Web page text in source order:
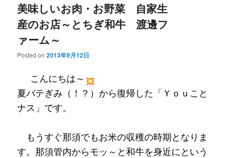
美味しいお肉・お野菜 自家生
産のお店～とちぎ和牛 渡邊フ
ァーム～
Posted on2013年9月12日
こんにちは～
夏バテぎみ（！？）から復帰した「Ｙｏｕこと
ナス」です。
もうすぐ那須でもお米の収穫の時期となりま
す。那須管内からモッ～と和牛を身近にという